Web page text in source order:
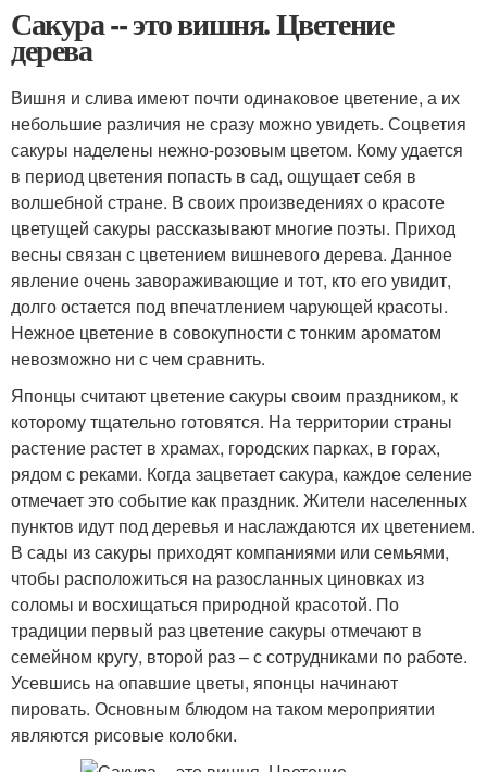
Сакура -- это вишня. Цветение
дерева
Вишня и слива имеют почти одинаковое цветение, а их
небольшие различия не сразу можно увидеть. Соцветия
сакуры наделены нежно-розовым цветом. Кому удается
в период цветения попасть в сад, ощущает себя в
волшебной стране. В своих произведениях о красоте
цветущей сакуры рассказывают многие поэты. Приход
весны связан с цветением вишневого дерева. Данное
явление очень завораживающие и тот, кто его увидит,
долго остается под впечатлением чарующей красоты.
Нежное цветение в совокупности с тонким ароматом
невозможно ни с чем сравнить.
Японцы считают цветение сакуры своим праздником, к
которому тщательно готовятся. На территории страны
растение растет в храмах, городских парках, в горах,
рядом с реками. Когда зацветает сакура, каждое селение
отмечает это событие как праздник. Жители населенных
пунктов идут под деревья и наслаждаются их цветением.
В сады из сакуры приходят компаниями или семьями,
чтобы расположиться на разосланных циновках из
соломы и восхищаться природной красотой. По
традиции первый раз цветение сакуры отмечают в
семейном кругу, второй раз – с сотрудниками по работе.
Усевшись на опавшие цветы, японцы начинают
пировать. Основным блюдом на таком мероприятии
являются рисовые колобки.